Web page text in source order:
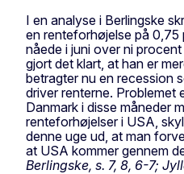
I en analyse i Berlingske
en renteforhøjelse på 0,75
nåede i juni over ni
gjort det klart, at han er
betragter nu en recession
driver renterne. Problemet
Danmark i disse måneder
renteforhøjelser i USA,
denne uge ud, at man
at USA kommer gennem
Berlingske, s. 7, 8, 6-7;